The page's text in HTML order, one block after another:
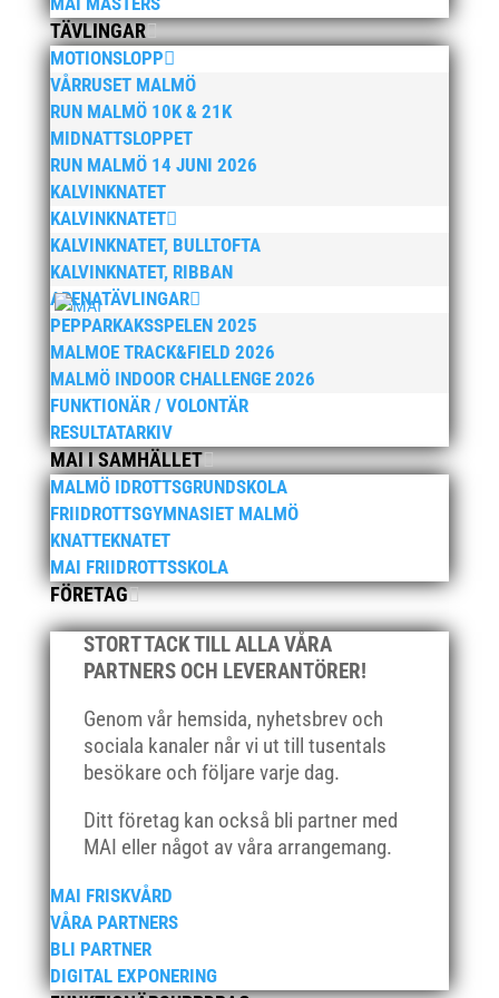
TÄVLINGAR
MOTIONSLOPP
VÅRRUSET MALMÖ
RUN MALMÖ 10K & 21K
MIDNATTSLOPPET
RUN MALMÖ 14 JUNI 2026
KALVINKNATET
KALVINKNATET
KALVINKNATET, BULLTOFTA
KALVINKNATET, RIBBAN
ARENATÄVLINGAR
PEPPARKAKSSPELEN 2025
MALMOE TRACK&FIELD 2026
MALMÖ INDOOR CHALLENGE 2026
FUNKTIONÄR / VOLONTÄR
RESULTATARKIV
MAI I SAMHÄLLET
MALMÖ IDROTTSGRUNDSKOLA
FRIIDROTTSGYMNASIET MALMÖ
KNATTEKNATET
MAI FRIIDROTTSSKOLA
FÖRETAG
STORT TACK TILL ALLA VÅRA
PARTNERS OCH LEVERANTÖRER!
Genom vår hemsida, nyhetsbrev och
sociala kanaler når vi ut till tusentals
besökare och följare varje dag.
Ditt företag kan också bli partner med
MAI eller något av våra arrangemang.
MAI FRISKVÅRD
VÅRA PARTNERS
BLI PARTNER
DIGITAL EXPONERING
januari 2025
oktober 2024
september 2024
augusti 2024
juni 2024
april 2024
mars 2024
februari 2024
januari 2024
december 2023
maj 2023
april 2023
januari 2023
november 2022
oktober 2022
september 2022
augusti 2022
juni 2022
april 2022
mars 2022
december 2021
november 2021
september 2021
maj 2021
april 2021
mars 2021